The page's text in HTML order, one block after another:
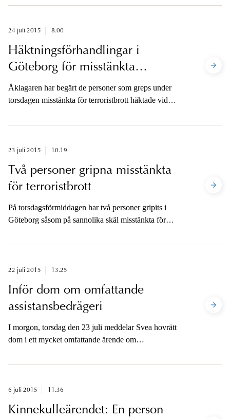
24 juli 2015 8.00
Häktningsförhandlingar i
Göteborg för misstänkta
terroristbrott
Åklagaren har begärt de personer som greps under
torsdagen misstänkta för terroristbrott häktade vid
rum i dag, fredag den 24 juli.
23 juli 2015 10.19
Två personer gripna misstänkta
för terroristbrott
På torsdagsförmiddagen har två personer gripits i
Göteborg såsom på sannolika skäl misstänkta för
anhållen i sin frånvaro. Tillslaget har samordnats med
22 juli 2015 13.25
Inför dom om omfattande
assistansbedrägeri
I morgon, torsdag den 23 juli meddelar Svea hovrätt
dom i ett mycket omfattande ärende om
6 juli 2015 11.36
Kinnekulleärendet: En person